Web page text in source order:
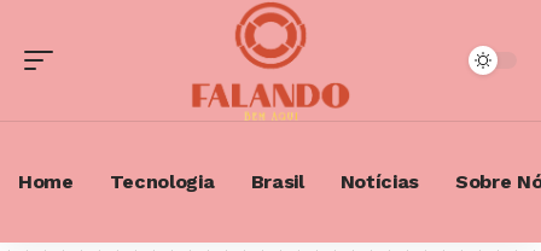
Home Tecnologia Brasil Notícias Sobre